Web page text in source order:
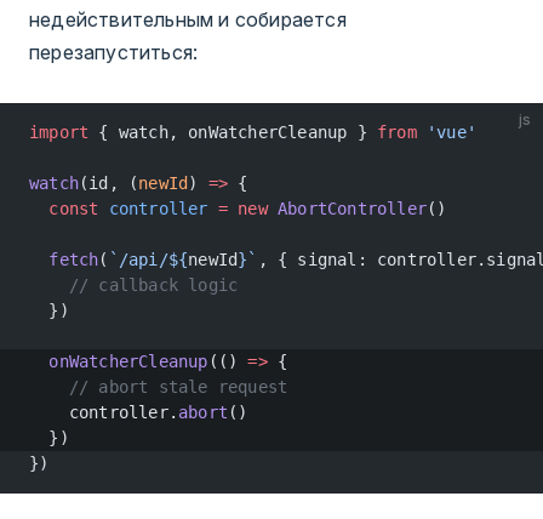
недействительным и собирается
перезапуститься:
js
import { watch, onWatcherCleanup } from 'vue'
watch(id, (newId ) => {
  const
controller = new AbortController()
  fetch
( `/api/${newId}` , { signal:
    // callback logic
  })
  onWatcherCleanup
(() => {
    // abort stale request
    controller.
abort ()
  })
})